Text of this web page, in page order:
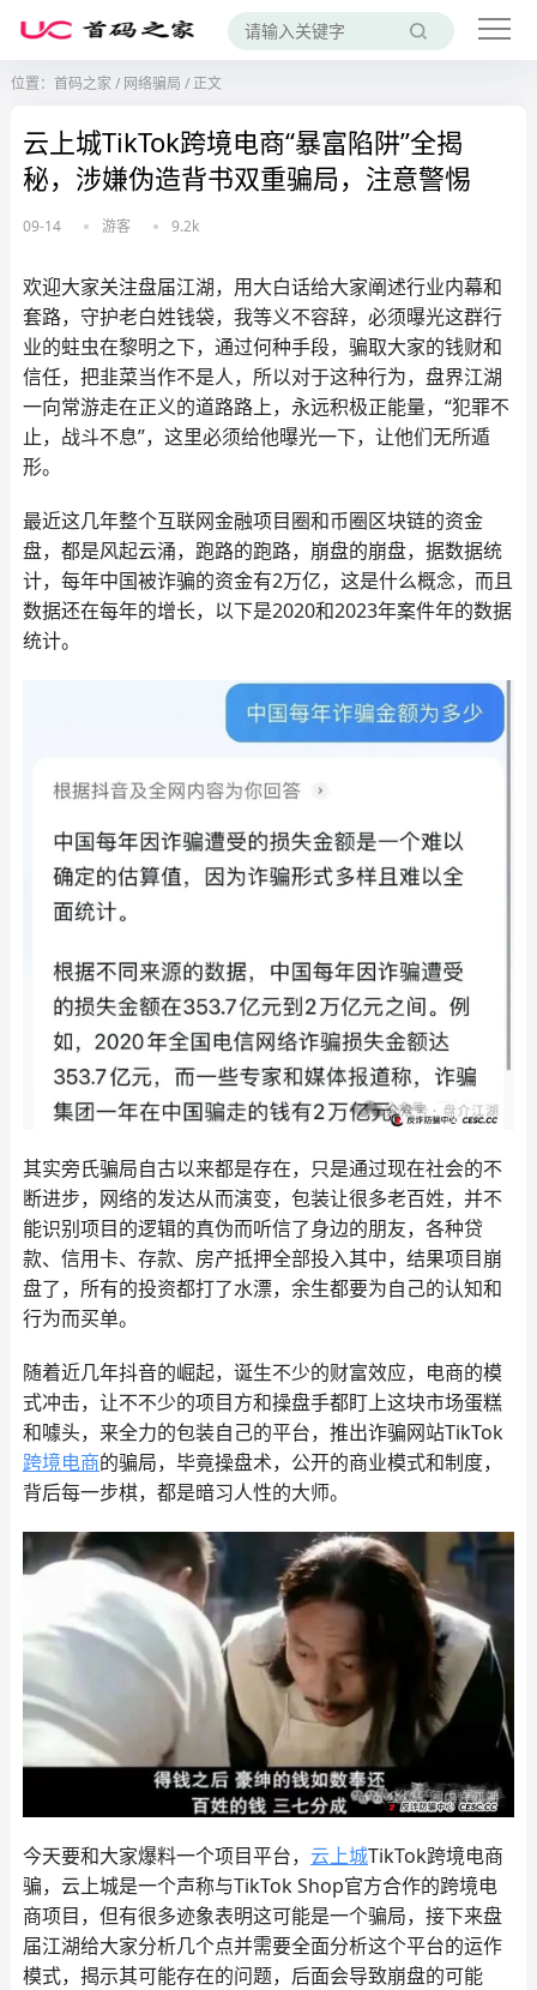
位置： 首码之家 / 网络骗局 /正文
云上城TikTok跨境电商“暴富陷阱”全揭
秘，涉嫌伪造背书双重骗局，注意警惕
09-14 游客 9.2k
欢迎大家关注盘届江湖，用大白话给大家阐述行业内幕和
套路，守护老白姓钱袋，我等义不容辞，必须曝光这群行
业的蛀虫在黎明之下，通过何种手段，骗取大家的钱财和
信任，把韭菜当作不是人，所以对于这种行为，盘界江湖
一向常游走在正义的道路路上，永远积极正能量，“犯罪不
止，战斗不息”，这里必须给他曝光一下，让他们无所遁
形。
最近这几年整个互联网金融项目圈和币圈区块链的资金
盘，都是风起云涌，跑路的跑路，崩盘的崩盘，据数据统
计，每年中国被诈骗的资金有2万亿，这是什么概念，而且
数据还在每年的增长，以下是2020和2023年案件年的数据
统计。
其实旁氏骗局自古以来都是存在，只是通过现在社会的不
断进步，网络的发达从而演变，包装让很多老百姓，并不
能识别项目的逻辑的真伪而听信了身边的朋友，各种贷
款、信用卡、存款、房产抵押全部投入其中，结果项目崩
盘了，所有的投资都打了水漂，余生都要为自己的认知和
行为而买单。
随着近几年抖音的崛起，诞生不少的财富效应，电商的模
式冲击，让不不少的项目方和操盘手都盯上这块市场蛋糕
和噱头，来全力的包装自己的平台，推出诈骗网站TikTok
跨境电商的骗局，毕竟操盘术，公开的商业模式和制度，
背后每一步棋，都是暗习人性的大师。
今天要和大家爆料一个项目平台， 云上城TikTok跨境电商
骗，云上城是一个声称与TikTok Shop官方合作的跨境电
商项目，但有很多迹象表明这可能是一个骗局，接下来盘
届江湖给大家分析几个点并需要全面分析这个平台的运作
模式，揭示其可能存在的问题，后面会导致崩盘的可能